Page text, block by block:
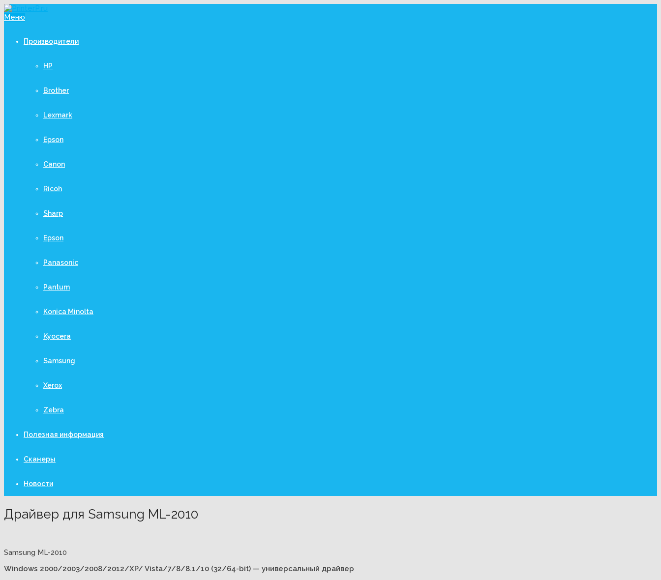
Меню
Производители
HP
Brother
Lexmark
Epson
Canon
Ricoh
Sharp
Epson
Panasonic
Pantum
Konica Minolta
Kyocera
Samsung
Xerox
Zebra
Полезная информация
Сканеры
Новости
Драйвер для Samsung ML-2010
Samsung ML-2010
Windows 2000/2003/2008/2012/XP/ Vista/7/8/8.1/10 (32/64-bit) — универсальный драйвер